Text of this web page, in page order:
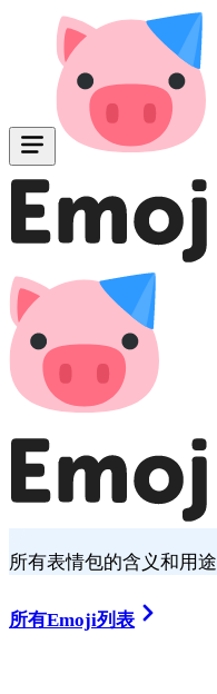
所有表情包的含义和用途
所有Emoji列表